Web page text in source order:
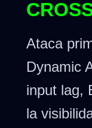
Ataca
Dynamic
input lag,
la